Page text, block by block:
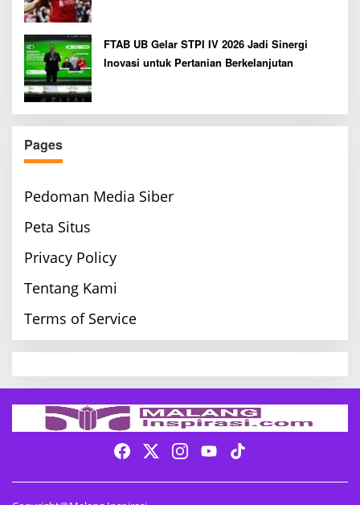
FTAB UB Gelar STPI IV 2026 Jadi Sinergi
Inovasi untuk Pertanian Berkelanjutan
Pages
Pedoman Media Siber
Peta Situs
Privacy Policy
Tentang Kami
Terms of Service